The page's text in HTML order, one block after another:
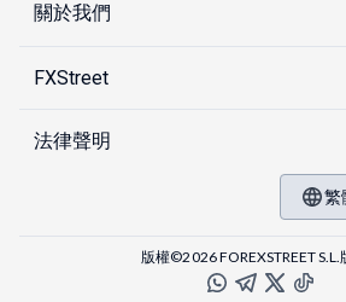
關於我們
FXStreet
法律聲明
繁
版權©2026 FOREXSTREET